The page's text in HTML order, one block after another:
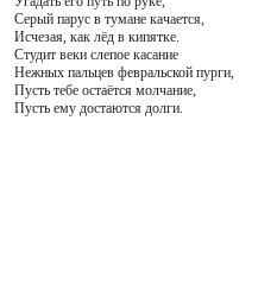
Серый парус в тумане качается,
Исчезая, как лёд в кипятке.
Студит веки слепое касание
Нежных пальцев февральской пурги,
Пусть тебе остаётся молчание,
Пусть ему достаются долги.